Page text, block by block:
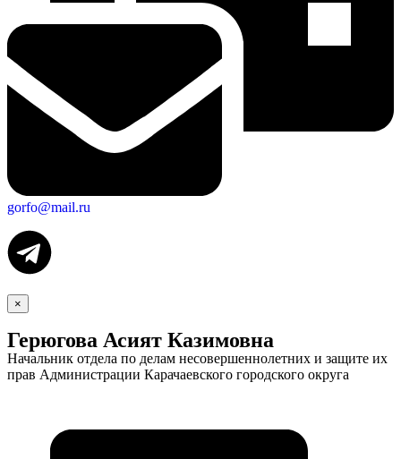
gorfo@mail.ru
×
Герюгова Асият Казимовна
Начальник отдела по делам несовершеннолетних и защите их
прав Администрации Карачаевского городского округа